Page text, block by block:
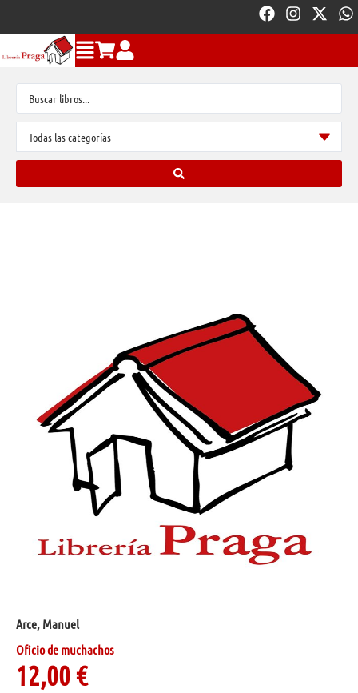
Arce, Manuel
Oficio de muchachos
12,00€